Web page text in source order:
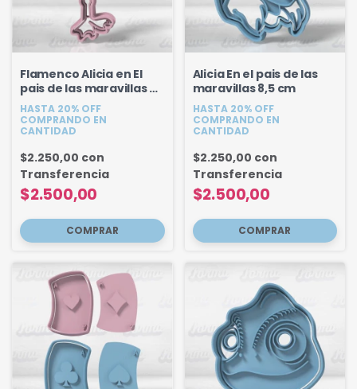
Flamenco Alicia en El
pais de las maravillas 9
cm
HASTA 20% OFF
COMPRANDO EN
CANTIDAD
$2.500,00
$2.250,00 con
Transferencia
Alicia En el pais de las
maravillas 8,5 cm
HASTA 20% OFF
COMPRANDO EN
CANTIDAD
$2.500,00
$2.250,00 con
Transferencia